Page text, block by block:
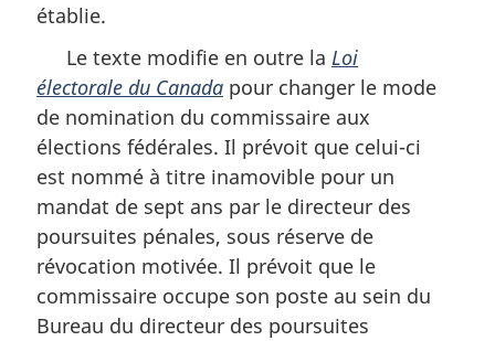
établie.
Le texte modifie en outre la Loi
électorale du Canada pour changer le mode
de nomination du commissaire aux
élections fédérales. Il prévoit que celui-ci
est nommé à titre inamovible pour un
mandat de sept ans par le directeur des
poursuites pénales, sous réserve de
révocation motivée. Il prévoit que le
commissaire occupe son poste au sein du
Bureau du directeur des poursuites